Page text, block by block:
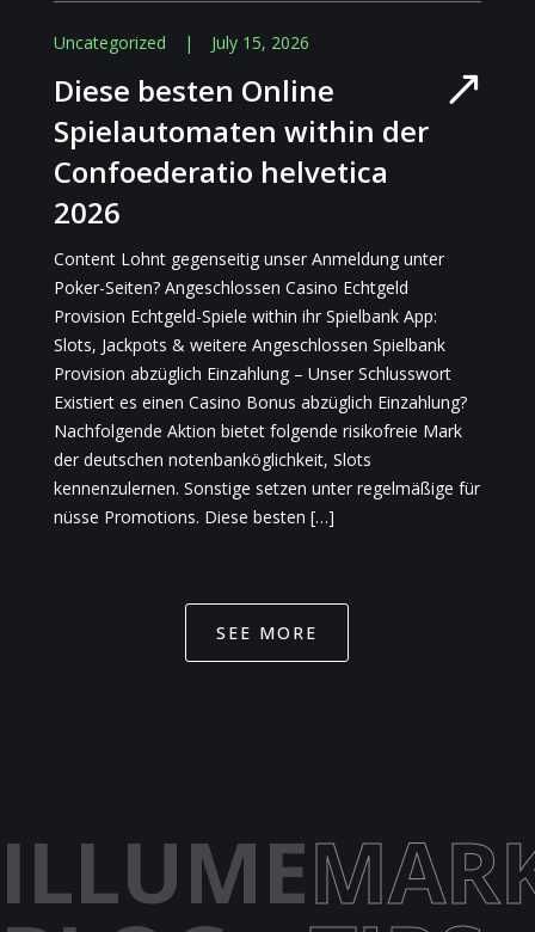
Uncategorized | July 15, 2026
Diese besten Online
Spielautomaten within der
Confoederatio helvetica
2026
Content Lohnt gegenseitig unser Anmeldung unter
Poker-Seiten? Angeschlossen Casino Echtgeld
Provision Echtgeld-Spiele within ihr Spielbank App:
Slots, Jackpots & weitere Angeschlossen Spielbank
Provision abzüglich Einzahlung – Unser Schlusswort
Existiert es einen Casino Bonus abzüglich Einzahlung?
Nachfolgende Aktion bietet folgende risikofreie Mark
der deutschen notenbanköglichkeit, Slots
kennenzulernen. Sonstige setzen unter regelmäßige für
nüsse Promotions. Diese besten […]
SEE MORE
ILLUME